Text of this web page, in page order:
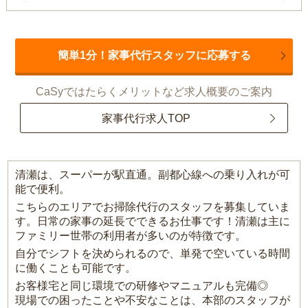
簡単1分！家事代行スタッフに応募する
CaSyではたらくメリットなど求人概要のご案内
家事代行求人TOP
清瀬は、スーパーが駅直通。副都心線への乗り入れが可
能で便利。
こちらのエリアでお掃除代行のスタッフを募集していま
す。日常の家事の延長でできるお仕事です！清瀬は主に
ファミリー世帯の利用者が多いのが特徴です。
自分でシフトを決められるので、単発で空いている時間
に働くことも可能です。
お客様宅と同じ環境での研修やマニュアルも完備◎
現場での困ったことや不安なことは、本部のスタッフが